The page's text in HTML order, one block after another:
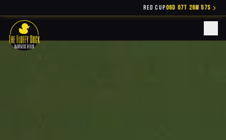
RED CUP06D 07T 26M 56S